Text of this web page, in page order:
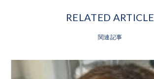
RELATED ARTICLE
関連記事